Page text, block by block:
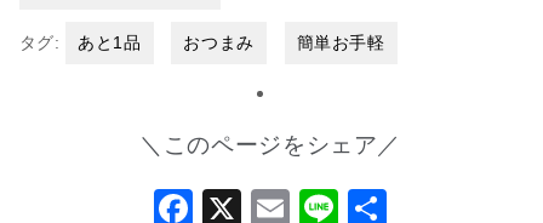
タグ: あと1品 おつまみ 簡単お手軽
＼このページをシェア／
Facebook
X Email
Line